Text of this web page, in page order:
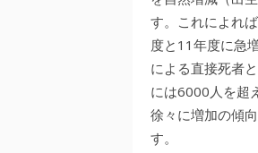
す。これによれ
度と11年度に急
による直接死者
には6000人を超
徐々に増加の傾
す。